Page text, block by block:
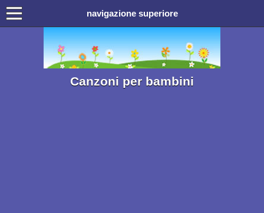
navigazione superiore
Canzoni per bambini